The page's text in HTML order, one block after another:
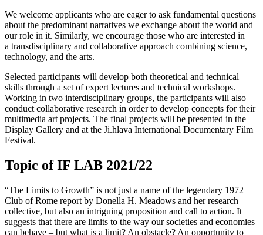
We welcome applicants who are eager to ask fundamental questions
about the predominant narratives we exchange about the world and
our role in it. Similarly, we encourage those who are interested in
a transdisciplinary and collaborative approach combining science,
technology, and the arts.
Selected participants will develop both theoretical and technical
skills through a set of expert lectures and technical workshops.
Working in two interdisciplinary groups, the participants will also
conduct collaborative research in order to develop concepts for their
multimedia art projects. The final projects will be presented in the
Display Gallery and at the Ji.hlava International Documentary Film
Festival.
Topic of IF LAB 2021/22
“The Limits to Growth” is not just a name of the legendary 1972
Club of Rome report by Donella H. Meadows and her research
collective, but also an intriguing proposition and call to action. It
suggests that there are limits to the way our societies and economies
can behave – but what is a limit? An obstacle? An opportunity to